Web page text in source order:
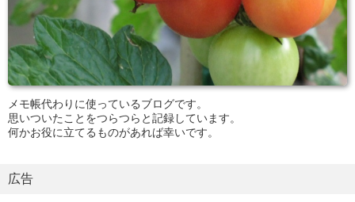
メモ帳代わりに使っているブログです。
思いついたことをつらつらと記録しています。
何かお役に立てるものがあれば幸いです。
広告